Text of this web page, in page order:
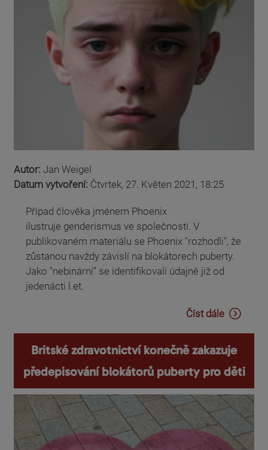
Autor: Jan Weigel
Datum vytvoření: Čtvrtek, 27. Květen 2021, 18:25
Případ člověka jménem Phoenix
ilustruje genderismus ve společnosti. V
publikovaném materiálu se Phoenix "rozhodli", že
zůstanou navždy závislí na blokátorech puberty.
Jako "nebinární" se identifikovali údajně již od
jedenácti l.et.
Číst dále
Britské zdravotnictví konečně zakazuje
předepisování blokátorů puberty pro děti